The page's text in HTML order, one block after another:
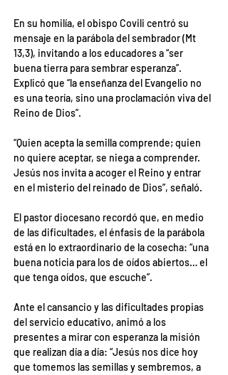
En su homilía, el obispo Covili centró su
mensaje en la parábola del sembrador (Mt
13,3), invitando a los educadores a “ser
buena tierra para sembrar esperanza”.
Explicó que “la enseñanza del Evangelio no
es una teoría, sino una proclamación viva del
Reino de Dios”.
“Quien acepta la semilla comprende; quien
no quiere aceptar, se niega a comprender.
Jesús nos invita a acoger el Reino y entrar
en el misterio del reinado de Dios”, señaló.
El pastor diocesano recordó que, en medio
de las dificultades, el énfasis de la parábola
está en lo extraordinario de la cosecha: “una
buena noticia para los de oídos abiertos… el
que tenga oídos, que escuche”.
Ante el cansancio y las dificultades propias
del servicio educativo, animó a los
presentes a mirar con esperanza la misión
que realizan día a día: “Jesús nos dice hoy
que tomemos las semillas y sembremos, a